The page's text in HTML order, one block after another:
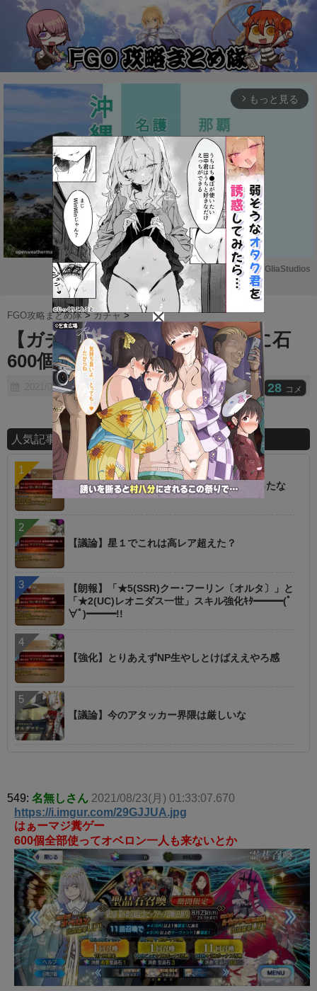
arrow_forward_ios もっと見る
M
u
t
e
Powered by GliaStudios
FGO攻略まとめ隊 >ガチャ >
【ガチャ】オベロン引くために石
600個使った結果ｗｗｗｗｗｗ
2021/08/23 28 コメ
人気記事ランキング
【朗報】オルタニキは欲しいもの全部もらったな
【議論】星１でこれは高レア超えた？
【朗報】「★5(SSR)クー･フーリン〔オルタ〕」と
「★2(UC)レオニダス一世」スキル強化ｷﾀ━━━(ﾟ
∀ﾟ)━━━!!
【強化】とりあえずNP生やしとけばええやろ感
【議論】今のアタッカー界隈は厳しいな
549: 名無しさん 2021/08/23(月) 01:33:07.670
https://i.imgur.com/29GJJUA.jpg
はぁーマジ糞ゲー
600個全部使ってオベロン一人も来ないとか